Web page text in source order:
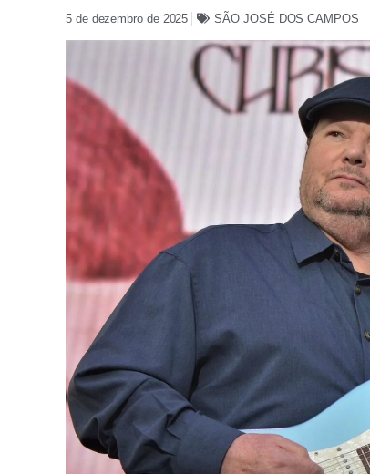
5 de dezembro de 2025 SÃO JOSÉ DOS CAMPOS